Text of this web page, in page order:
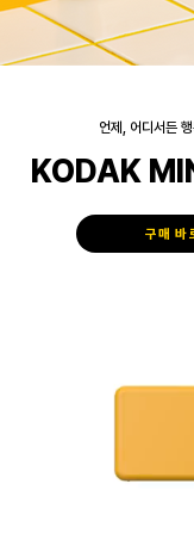
언제, 어디서든
KODAK
구매 바